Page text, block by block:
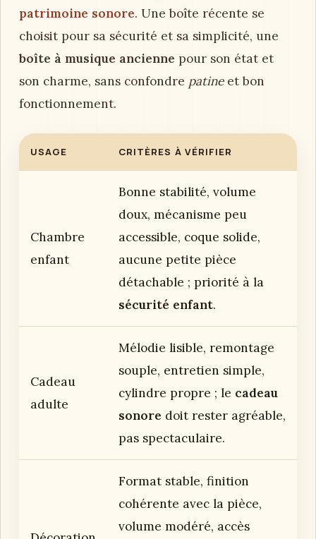
patrimoine sonore. Une boîte récente se
choisit pour sa sécurité et sa simplicité, une
boîte à musique ancienne pour son état et
son charme, sans confondre patineet bon
fonctionnement.
USAGE CRITÈRES À VÉRIFIER
Chambre
enfant
Bonne stabilité, volume
doux, mécanisme peu
accessible, coque solide,
aucune petite pièce
détachable ; priorité à la
sécurité enfant.
Cadeau
adulte
Mélodie lisible, remontage
souple, entretien simple,
cylindre propre ; le cadeau
sonore doit rester agréable,
pas spectaculaire.
Format stable, finition
cohérente avec la pièce,
volume modéré, accès